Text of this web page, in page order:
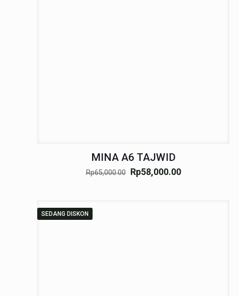
MINA A6 TAJWID
Rp65,000.00 Rp58,000.00
SEDANG DISKON